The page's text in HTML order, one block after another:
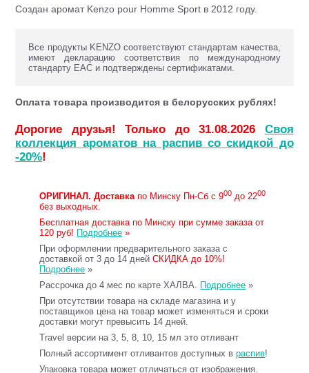
Создан аромат Kenzo pour Homme Sport в 2012 году.
Все продукты KENZO соответствуют стандартам качества,
имеют декларацию соответствия по международному
стандарту ЕАС и подтверждены сертификатами.
Оплата товара производится в белорусских рублях!
Дорогие друзья! Только до 31.08.2026 Своя
коллекция ароматов на распив со скидкой до
-20%!
ОРИГИНАЛ. Доставкапо Минску Пн-Сб с 900 до 2200
без выходных.
Бесплатная доставка по Минску при сумме заказа от
120 руб! Подробнее »
При оформлении предварительного заказа с
доставкой от 3 до 14 днейСКИДКА до 10%!
Подробнее »
Рассрочка до 4 мес по карте ХАЛВА. Подробнее »
При отсутствии товара на складе магазина и у
поставщиков цена на товар может изменяться и сроки
доставки могут превысить 14 дней.
Travel версии на 3, 5, 8, 10, 15 мл это отливант
Полный ассортимент отливантов доступных враспив!
Упаковка товара может отличаться от изображения.